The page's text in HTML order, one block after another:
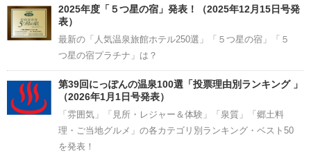
2025年度「５つ星の宿」発表！（2025年12月15日号発
表）
最新の「人気温泉旅館ホテル250選」「５つ星の宿」「５
つ星の宿プラチナ」は？
第39回にっぽんの温泉100選「投票理由別ランキング 」
（2026年1月1日号発表）
「雰囲気」「見所・レジャー＆体験」「泉質」「郷土料
理・ご当地グルメ」の各カテゴリ別ランキング・ベスト50
を発表！